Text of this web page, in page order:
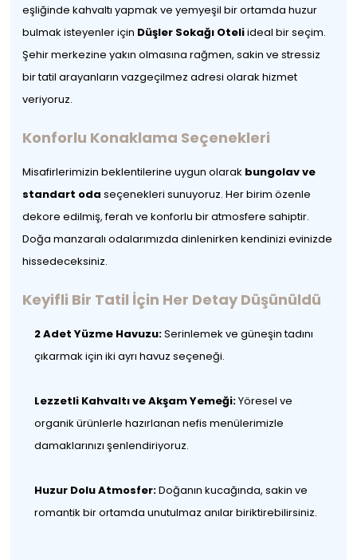
eşliğinde kahvaltı yapmak ve yemyeşil bir ortamda huzur
bulmak isteyenler için Düşler Sokağı Oteliideal bir seçim.
Şehir merkezine yakın olmasına rağmen, sakin ve stressiz
bir tatil arayanların vazgeçilmez adresi olarak hizmet
veriyoruz.
Konforlu Konaklama Seçenekleri
Misafirlerimizin beklentilerine uygun olarak bungolav ve
standart oda seçenekleri sunuyoruz. Her birim özenle
dekore edilmiş, ferah ve konforlu bir atmosfere sahiptir.
Doğa manzaralı odalarımızda dinlenirken kendinizi evinizde
hissedeceksiniz.
Keyifli Bir Tatil İçin Her Detay Düşünüldü
2 Adet Yüzme Havuzu:Serinlemek ve güneşin tadını
çıkarmak için iki ayrı havuz seçeneği.
Lezzetli Kahvaltı ve Akşam Yemeği:Yöresel ve
organik ürünlerle hazırlanan nefis menülerimizle
damaklarınızı şenlendiriyoruz.
Huzur Dolu Atmosfer:Doğanın kucağında, sakin ve
romantik bir ortamda unutulmaz anılar biriktirebilirsiniz.